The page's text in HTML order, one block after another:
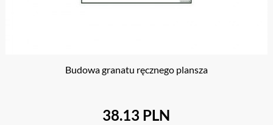
Budowa granatu ręcznego plansza
38.13 PLN